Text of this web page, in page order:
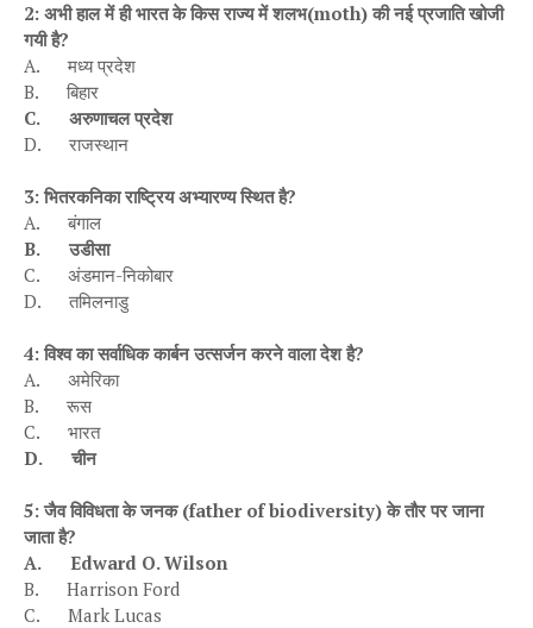
2: अभी हाल में ही भारत के किस राज्य में शलभ(moth) की नई प्रजाति खोजी
गयी है?
A.
मध्य प्रदेश
B.
बिहार
C.
अरुणाचल प्रदेश
D.
राजस्थान
3: भितरकनिका राष्ट्रिय अभ्यारण्य स्थित है?
A.
बंगाल
B.
उडीसा
C.
अंडमान-निकोबार
D.
तमिलनाडु
4: विश्व का सर्वाधिक कार्बन उत्सर्जन करने वाला देश है?
A.
अमेरिका
B.
रूस
C.
भारत
D.
चीन
5: जैव विविधता के जनक (father of biodiversity) के तौर पर जाना
जाता है?
A.
Edward O. Wilson
B.
Harrison Ford
C.
Mark Lucas